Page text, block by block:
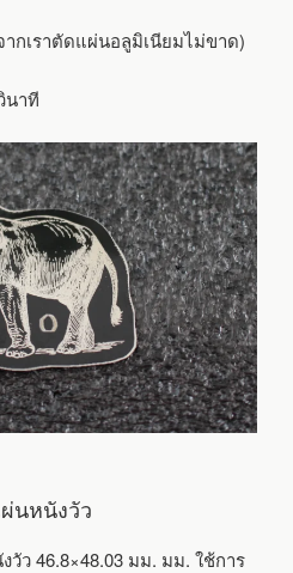
ากเราตัดแผ่นอลูมิเนียมไม่ขาด)
นาที
นหนังวัว
ว 46.8×48.03 มม. มม. ใช้การ